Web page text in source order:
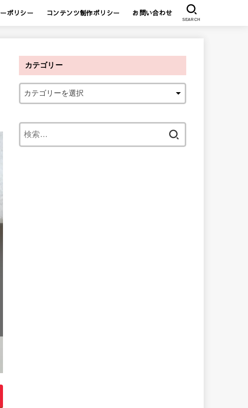
ポリシー コンテンツ制作ポリシー お問い合わせ
SEARCH
カテゴリー